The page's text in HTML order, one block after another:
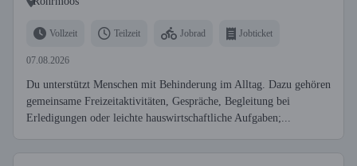
Vollzeit Teilzeit Jobrad Jobticket
07.08.2026
Du unterstützt Menschen mit Behinderung im Alltag. Dazu gehören
gemeinsame Freizeitaktivitäten, Gespräche, Begleitung bei
Erledigungen oder leichte hauswirtschaftliche Aufgaben;...